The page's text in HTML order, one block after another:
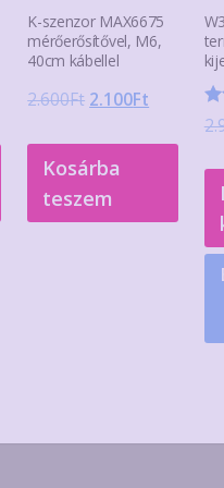
K-szenzor MAX6675
mérőerősítővel, M6,
40cm kábellel
2.600Ft Original
was:
2.600Ft.
2.100Ft Current
Kosárba
teszem